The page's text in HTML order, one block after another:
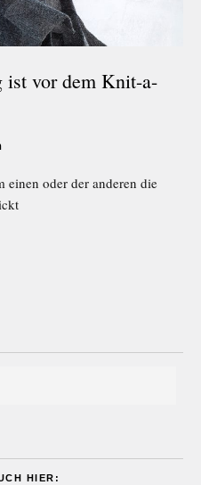
ist vor dem Knit-a-
oder der anderen die
HIER: